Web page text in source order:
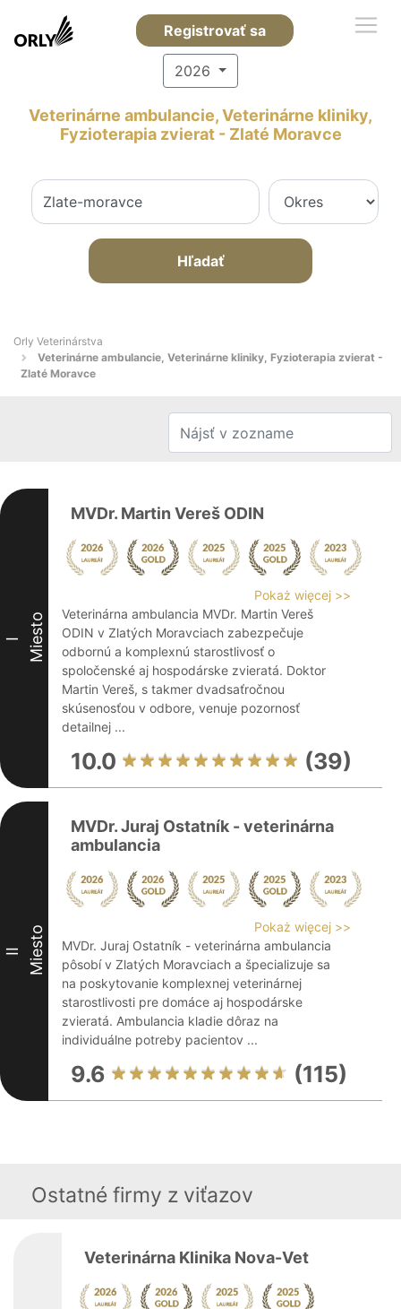
Registrovať sa
2026
Veterinárne ambulancie, Veterinárne kliniky,
Fyzioterapia zvierat - Zlaté Moravce
Hľadať
Orly Veterinárstva
Veterinárne ambulancie, Veterinárne kliniky, Fyzioterapia zvierat -
Zlaté Moravce
I Miesto
MVDr. Martin Vereš ODIN
Pokaż więcej >>
Veterinárna ambulancia MVDr. Martin Vereš
ODIN v Zlatých Moravciach zabezpečuje
odbornú a komplexnú starostlivosť o
spoločenské aj hospodárske zvieratá. Doktor
Martin Vereš, s takmer dvadsaťročnou
skúsenosťou v odbore, venuje pozornosť
detailnej ...
10.0 (39)
II Miesto
MVDr. Juraj Ostatník - veterinárna
ambulancia
Pokaż więcej >>
MVDr. Juraj Ostatník - veterinárna ambulancia
pôsobí v Zlatých Moravciach a špecializuje sa
na poskytovanie komplexnej veterinárnej
starostlivosti pre domáce aj hospodárske
zvieratá. Ambulancia kladie dôraz na
individuálne potreby pacientov ...
9.6 (115)
Ostatné firmy z viťazov
Veterinárna Klinika Nova-Vet